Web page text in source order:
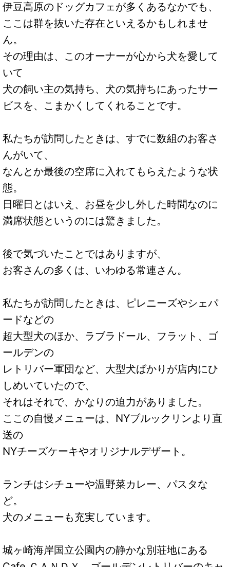
伊豆高原のドッグカフェが多くあるなかでも、
ここは群を抜いた存在といえるかもしれませ
ん。
その理由は、このオーナーが心から犬を愛して
いて
犬の飼い主の気持ち、犬の気持ちにあったサー
ビスを、こまかくしてくれることです。
私たちが訪問したときは、すでに数組のお客さ
んがいて、
なんとか最後の空席に入れてもらえたような状
態。
日曜日とはいえ、お昼を少し外した時間なのに
満席状態というのには驚きました。
後で気づいたことではありますが、
お客さんの多くは、いわゆる常連さん。
私たちが訪問したときは、ピレニーズやシェパ
ードなどの
超大型犬のほか、ラブラドール、フラット、ゴ
ールデンの
レトリバー軍団など、大型犬ばかりが店内にひ
しめいていたので、
それはそれで、かなりの迫力がありました。
ここの自慢メニューは、NYブルックリンより直
送の
NYチーズケーキやオリジナルデザート。
ランチはシチューや温野菜カレー、パスタな
ど。
犬のメニューも充実しています。
城ヶ崎海岸国立公園内の静かな別荘地にある